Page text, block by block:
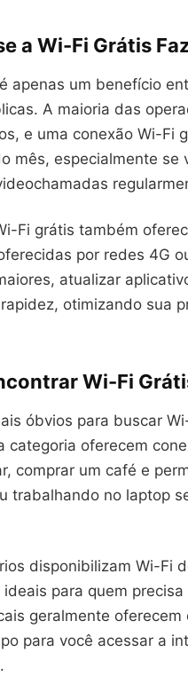
a Wi-Fi Grátis
apenas um benefício
A maioria das
e uma conexão Wi-Fi
mês, especialmente se
Fi grátis também
por redes 4G
atualizar
otimizando sua
Wi-Fi
óbvios para buscar
oferecem
comprar um café e
trabalhando no laptop
disponibilizam Wi-Fi
para quem
geralmente
para você acessar a